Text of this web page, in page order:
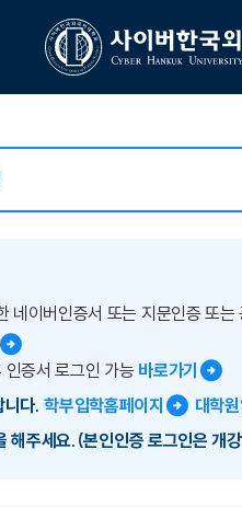
네이버인증서 또는 지문인증 또는
증서 로그인 가능 바로가기
니다.학부입학홈페이지
대학
주세요.(본인인증 로그인은 개